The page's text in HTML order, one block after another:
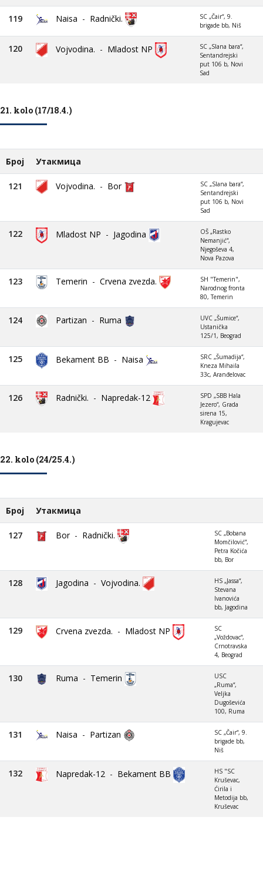
119 Naisa - Radnički.
SC „Čair“, 9.
brigade bb, Niš
120 Vojvodina. - Mladost NP
SC „Slana bara“,
Sentandrejski
put 106 b, Novi
Sad
21. kolo (17/18.4.)
Број Утакмица
121 Vojvodina. - Bor
SC „Slana bara“,
Sentandrejski
put 106 b, Novi
Sad
122 Mladost NP - Jagodina
OŠ „Rastko
Nemanjić“,
Njegoševa 4,
Nova Pazova
123 Temerin - Crvena zvezda.
SH "Temerin",
Narodnog fronta
80, Temerin
124 Partizan - Ruma
UVC „Šumice“,
Ustanička
125/1, Beograd
125 Bekament BB - Naisa
SRC „Šumadija“,
Kneza Mihaila
33c, Aranđelovac
126 Radnički. - Napredak-12
SPD „SBB Hala
Jezero“, Grada
sirena 15,
Kragujevac
22. kolo (24/25.4.)
Број Утакмица
127 Bor - Radnički.
SC „Bobana
Momčilović“,
Petra Kočića
bb, Bor
128 Jagodina - Vojvodina.
HS „Jassa“,
Stevana
Ivanovića
bb, Jagodina
129 Crvena zvezda. - Mladost NP
SC
„Voždovac“,
Crnotravska
4, Beograd
130 Ruma - Temerin
USC
„Ruma“,
Veljka
Dugoševića
100, Ruma
131 Naisa - Partizan
SC „Čair“, 9.
brigade bb,
Niš
132 Napredak-12 - Bekament BB
HS "SC
Kruševac,
Ćirila i
Metodija bb,
Kruševac